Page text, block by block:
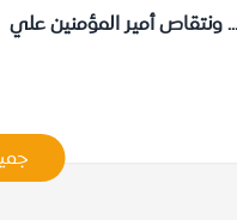
ونتقاص أمير المؤمنين علي